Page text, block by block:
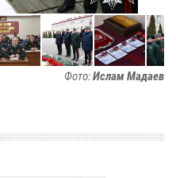
Фото:Ислам Мадаев